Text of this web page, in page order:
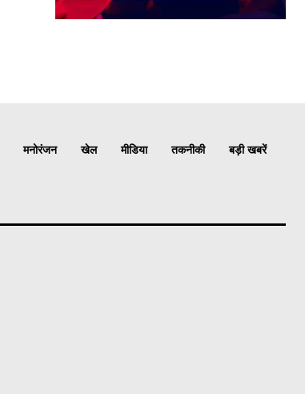
मनोरंजन खेल मीडिया तकनीकी बड़ी खबरें